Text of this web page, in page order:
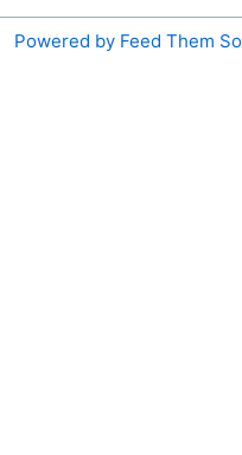
Powered by Feed Them